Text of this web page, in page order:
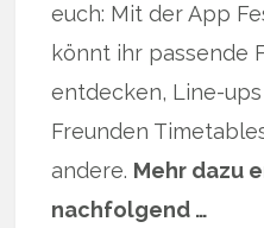
euch: Mit der App
könnt ihr passende
entdecken, Line-
Freunden
andere. Mehr dazu
nachfolgend …